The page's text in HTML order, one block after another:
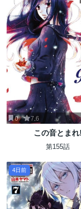
0 7.6
この音とまれ!
第155話
4日前